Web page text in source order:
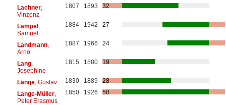
Lachner,
Vinzenz
1807 1893 32
Lampel,
Samuel
1884 1942 27
Landmann,
Arno
1887 1966 24
Lang,
Josephine
1815 1880 19
Lange, Gustav 1830 1889
28
Lange-Müller,
Peter Erasmus
1850 1926 50